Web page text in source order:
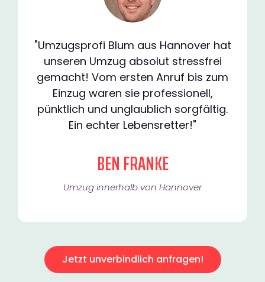
"Umzugsprofi Blum aus Hannover hat
unseren Umzug absolut stressfrei
gemacht! Vom ersten Anruf bis zum
Einzug waren sie professionell,
pünktlich und unglaublich sorgfältig.
Ein echter Lebensretter!"
BEN FRANKE
Umzug innerhalb von Hannover​
Jetzt unverbindlich anfragen!